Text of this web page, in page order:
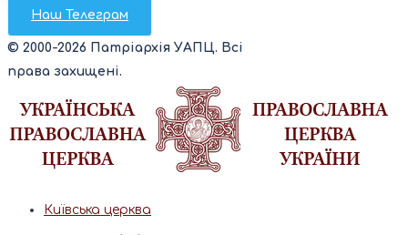
Наш Телеграм
© 2000-2026 Патріархія УАПЦ. Всі
права захищені.
Київська церква